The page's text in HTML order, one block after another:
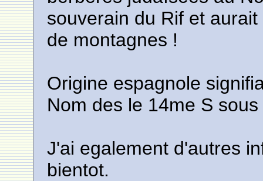
souverain du Rif et
de montagnes !
Origine espagnole
Nom des le 14me S
J'ai egalement d'autres
bientot.